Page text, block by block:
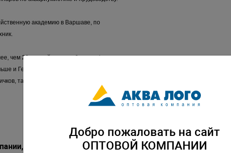
академию в Варшаве, по
чем 20-летний опыт работы в сфере
и Германии, его знания
так и для специалистов.
новинки ассортимента
Добро пожаловать на сайт
ОПТОВОЙ КОМПАНИИ